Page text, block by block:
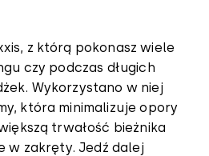
z którą pokonasz wiele
czy podczas długich
Wykorzystano w niej
która minimalizuje opory
trwałość bieżnika
w zakręty. Jedź dalej